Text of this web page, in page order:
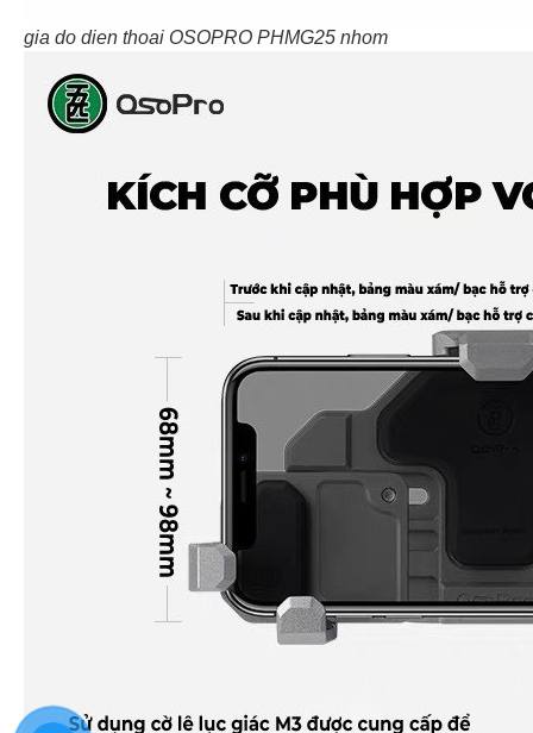
gia do dien thoai OSOPRO PHMG25 nhom